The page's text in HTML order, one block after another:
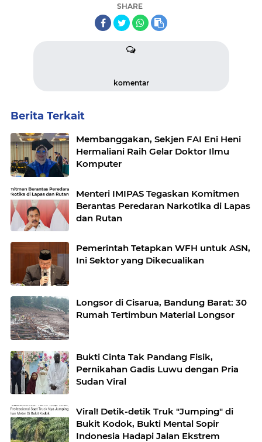
SHARE
komentar
Berita Terkait
Membanggakan, Sekjen FAI Eni Heni
Hermaliani Raih Gelar Doktor Ilmu
Komputer
Menteri IMIPAS Tegaskan Komitmen
Berantas Peredaran Narkotika di Lapas
dan Rutan
Pemerintah Tetapkan WFH untuk ASN,
Ini Sektor yang Dikecualikan
Longsor di Cisarua, Bandung Barat: 30
Rumah Tertimbun Material Longsor
Bukti Cinta Tak Pandang Fisik,
Pernikahan Gadis Luwu dengan Pria
Sudan Viral
Viral! Detik-detik Truk "Jumping" di
Bukit Kodok, Bukti Mental Sopir
Indonesia Hadapi Jalan Ekstrem